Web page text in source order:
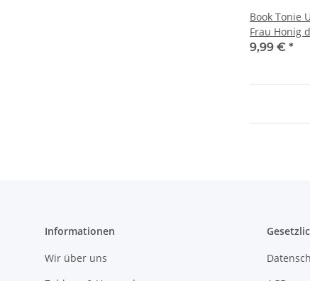
Book Tonie
Frau Honig
9,99 € *
Informationen
Wir über uns